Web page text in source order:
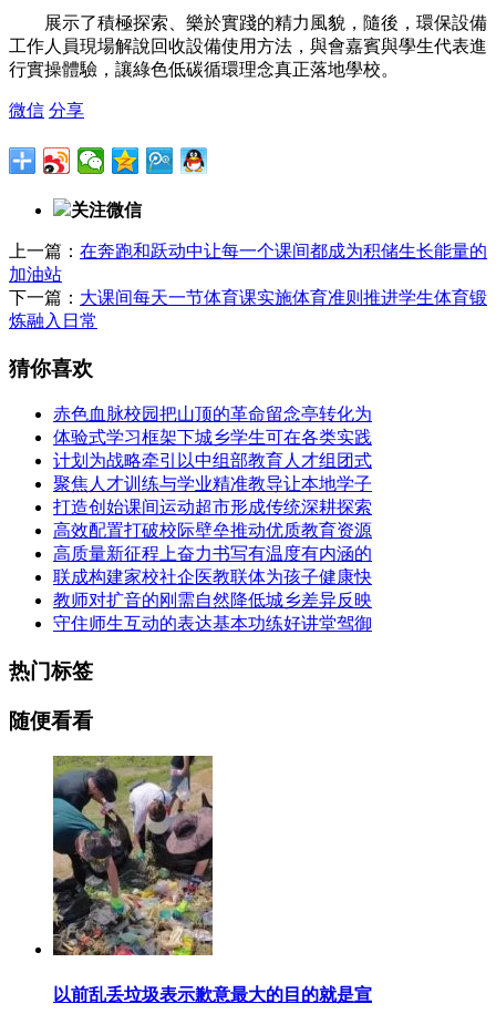
展示了積極探索、樂於實踐的精力風貌，隨後，環保設備
工作人員現場解說回收設備使用方法，與會嘉賓與學生代表進
行實操體驗，讓綠色低碳循環理念真正落地學校。
微信 分享
关注微信
上一篇： 在奔跑和跃动中让每一个课间都成为积储生长能量的
加油站
下一篇： 大课间每天一节体育课实施体育准则推进学生体育锻
炼融入日常
猜你喜欢
赤色血脉校园把山顶的革命留念亭转化为
体验式学习框架下城乡学生可在各类实践
计划为战略牵引以中组部教育人才组团式
聚焦人才训练与学业精准教导让本地学子
打造创始课间运动超市形成传统深耕探索
高效配置打破校际壁垒推动优质教育资源
高质量新征程上奋力书写有温度有内涵的
联成构建家校社企医教联体为孩子健康快
教师对扩音的刚需自然降低城乡差异反映
守住师生互动的表达基本功练好讲堂驾御
热门标签
随便看看
以前乱丢垃圾表示歉意最大的目的就是宣